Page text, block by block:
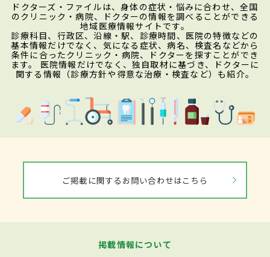
ドクターズ・ファイルは、身体の症状・悩みに合わせ、全国
のクリニック・病院、ドクターの情報を調べることができる
地域医療情報サイトです。
診療科目、行政区、沿線・駅、診療時間、医院の特徴などの
基本情報だけでなく、気になる症状、病名、検査名などから
条件に合ったクリニック・病院、ドクターを探すことができ
ます。 医院情報だけでなく、独自取材に基づき、ドクターに
関する情報（診療方針や得意な治療・検査など）も紹介。
ご掲載に関するお問い合わせはこちら
掲載情報について